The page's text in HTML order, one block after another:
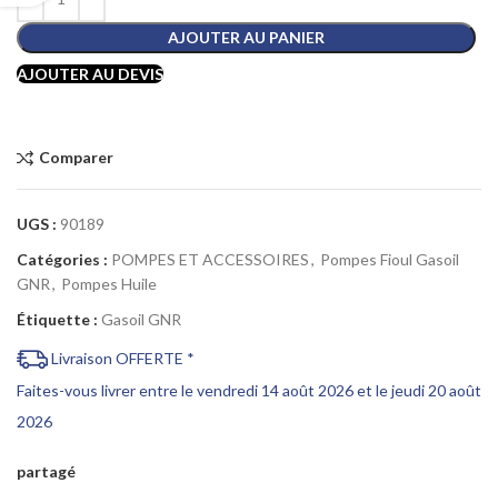
AJOUTER AU PANIER
AJOUTER AU DEVIS
Comparer
UGS : 90189
Catégories : POMPES ET ACCESSOIRES, Pompes Fioul Gasoil
GNR, Pompes Huile
Étiquette : Gasoil GNR
Livraison OFFERTE *
Faites-vous livrer entre le vendredi 14 août 2026 et le jeudi 20 août
2026
partagé